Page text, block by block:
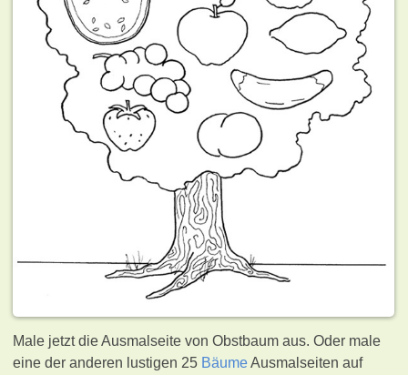
Male jetzt die Ausmalseite von Obstbaum aus. Oder male
eine der anderen lustigen 25 BäumeAusmalseiten auf